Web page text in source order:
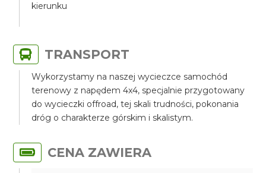
kierunku
TRANSPORT
Wykorzystamy na naszej wycieczce samochód
terenowy z napędem 4x4, specjalnie przygotowany
do wycieczki offroad, tej skali trudności, pokonania
dróg o charakterze górskim i skalistym.
CENA ZAWIERA